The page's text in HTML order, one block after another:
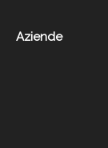
Aziende